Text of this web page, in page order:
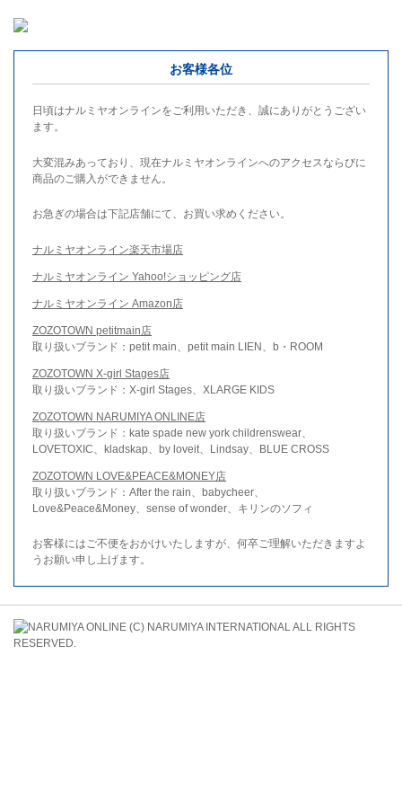
お客様各位
日頃はナルミヤオンラインをご利用いただき、誠にありがとうござい
ます。
大変混みあっており、現在ナルミヤオンラインへのアクセスならびに
商品のご購入ができません。
お急ぎの場合は下記店舗にて、お買い求めください。
ナルミヤオンライン楽天市場店
ナルミヤオンライン Yahoo!ショッピング店
ナルミヤオンライン Amazon店
ZOZOTOWN petitmain店
取り扱いブランド：petit main、petit main LIEN、b・ROOM
ZOZOTOWN X-girl Stages店
取り扱いブランド：X-girl Stages、XLARGE KIDS
ZOZOTOWN NARUMIYA ONLINE店
取り扱いブランド：kate spade new york childrenswear、
LOVETOXIC、kladskap、by loveit、Lindsay、BLUE CROSS
ZOZOTOWN LOVE&PEACE&MONEY店
取り扱いブランド：After the rain、babycheer、
Love&Peace&Money、sense of wonder、キリンのソフィ
お客様にはご不便をおかけいたしますが、何卒ご理解いただきますよ
うお願い申し上げます。